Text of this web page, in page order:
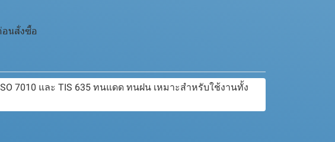
อนสั่งซื้อ
7010 และ TIS 635 ทนแดด ทนฝน เหมาะสำหรับใช้งานทั้ง